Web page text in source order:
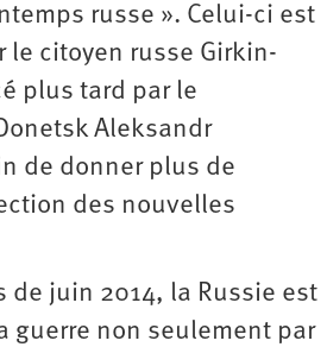
russe ». Celui-ci est
le citoyen russe Girkin-
plus tard par le
Aleksandr
de donner plus de
des nouvelles
de juin 2014, la Russie est
guerre non seulement par